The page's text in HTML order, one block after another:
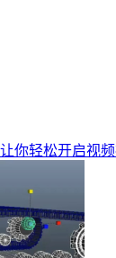
你轻松开启视